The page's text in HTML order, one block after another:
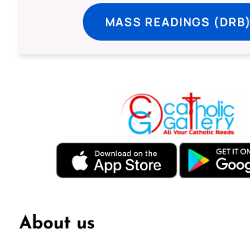
MASS READINGS (DRB)
About us